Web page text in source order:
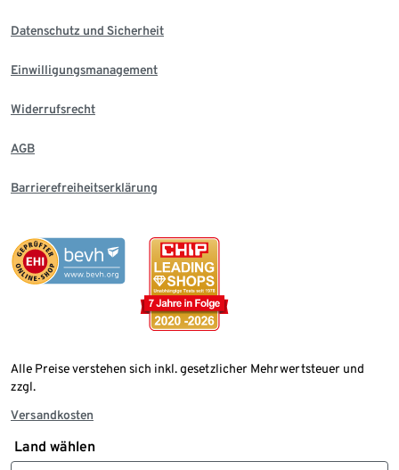
Datenschutz und Sicherheit
Einwilligungsmanagement
Widerrufsrecht
AGB
Barrierefreiheitserklärung
Alle Preise verstehen sich inkl. gesetzlicher Mehrwertsteuer und
zzgl.
Versandkosten
Land wählen